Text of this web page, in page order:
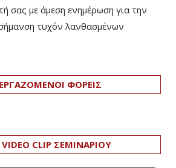
σας με άμεση ενημέρωση για την
τυχόν λανθασμένων
ΦΟΡΕΙΣ
VIDEO CLIP ΣΕΜΙΝΑΡΙΟΥ